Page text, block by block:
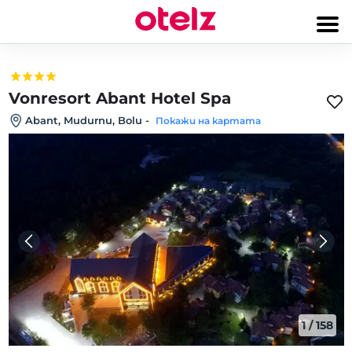
Vonresort Abant Hotel Spa
Abant, Mudurnu, Bolu - Покажи на картата
1/158